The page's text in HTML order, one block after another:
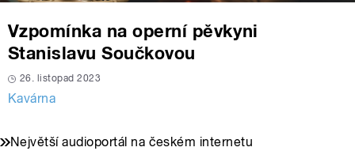
Vzpomínka na operní pěvkyni
Stanislavu Součkovou
26. listopad 2023
Kavárna
Největší audioportál na českém internetu